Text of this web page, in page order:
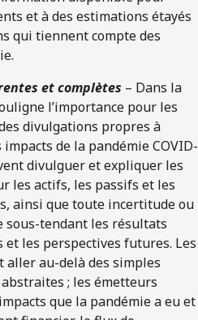
et à des estimations étayés
qui tiennent compte des
et complètes – Dans la
l’importance pour les
divulgations propres à
de la pandémie COVID-
divulguer et expliquer les
les actifs, les passifs et les
ainsi que toute incertitude ou
sous-tendant les résultats
et les perspectives futures. Les
au-delà des simples
; les émetteurs
que la pandémie a eu et